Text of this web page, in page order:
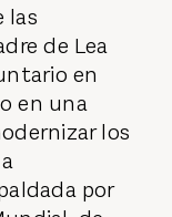
las
de Lea
en
en una
los
por